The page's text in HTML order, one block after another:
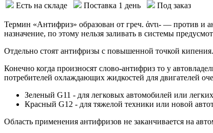
Есть на складе
Поставка 1 день Под заказ
Термин «Антифриз» образован от греч. ἀντι- — против и
назначение, по этому нельзя заливать в системы
Отдельно стоят антифризы с повышенной точкой
Конечно когда произносят слово-антифриз то у
потребителей охлаждающих жидкостей для двигателей
Зеленый G11 - для легковых автомобилей или
Красный G12 - для тяжелой техники или новой
Область применения антифризов не заканчивается на